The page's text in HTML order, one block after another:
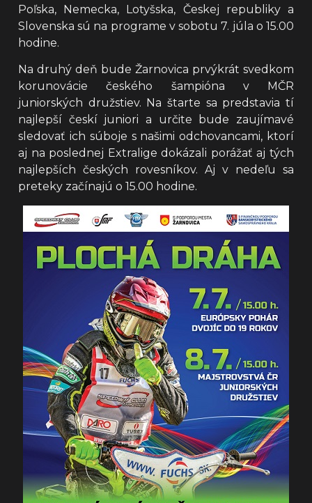
Poľska, Nemecka, Lotyšska, Českej republiky a
Slovenska sú na programe v sobotu 7. júla o 15.00
hodine.
Na druhý deň bude Žarnovica prvýkrát svedkom
korunovácie českého šampióna v MČR
juniorských družstiev. Na štarte sa predstavia tí
najlepší českí juniori a určite bude zaujímavé
sledovať ich súboje s našimi odchovancami, ktorí
aj na poslednej Extralige dokázali porážať aj tých
najlepších českých rovesníkov. Aj v nedeľu sa
preteky začínajú o 15.00 hodine.